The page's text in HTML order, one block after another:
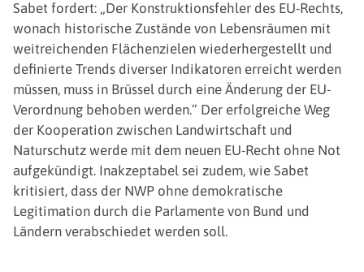
Sabet fordert: „Der Konstruktionsfehler des EU-Rechts,
wonach historische Zustände von Lebensräumen mit
weitreichenden Flächenzielen wiederhergestellt und
definierte Trends diverser Indikatoren erreicht werden
müssen, muss in Brüssel durch eine Änderung der EU-
Verordnung behoben werden.“ Der erfolgreiche Weg
der Kooperation zwischen Landwirtschaft und
Naturschutz werde mit dem neuen EU-Recht ohne Not
aufgekündigt. Inakzeptabel sei zudem, wie Sabet
kritisiert, dass der NWP ohne demokratische
Legitimation durch die Parlamente von Bund und
Ländern verabschiedet werden soll.